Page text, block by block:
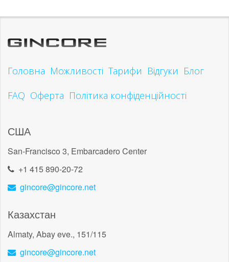
Головна Можливості Тарифи Відгуки Блог
FAQ Оферта Політика конфіденційності
США
San-Francisco 3, Embarcadero Center
+1 415 890-20-72
gincore@gincore.net
Казахстан
Almaty, Abay eve., 151/115
gincore@gincore.net